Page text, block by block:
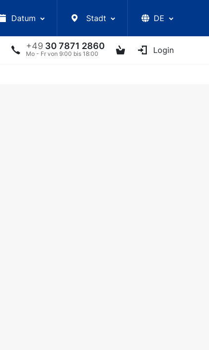
Datum Stadt DE
+49 30 7871 2860
Mo - Fr von 9:00 bis 18:00 Login
VORLESUNGEN UKRAINISCHE ARTISTEN